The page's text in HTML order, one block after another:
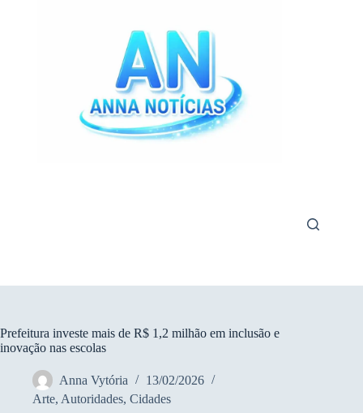
Prefeitura investe mais de R$ 1,2 milhão em inclusão e
inovação nas escolas
Anna Vytória
13/02/2026
Arte, Autoridades, Cidades